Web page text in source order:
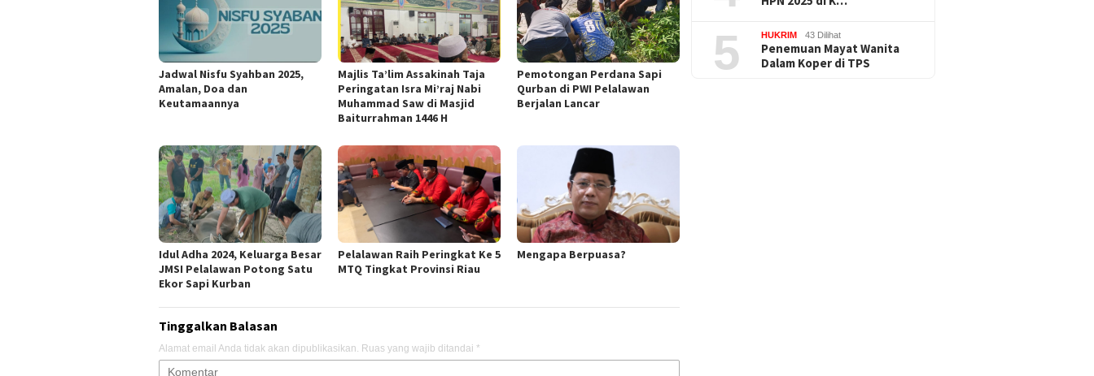
Jadwal Nisfu Syahban 2025,
Amalan, Doa dan
Keutamaannya
Majlis Ta’lim Assakinah Taja
Peringatan Isra Mi’raj Nabi
Muhammad Saw di Masjid
Baiturrahman 1446 H
Pemotongan Perdana Sapi
Qurban di PWI Pelalawan
Berjalan Lancar
Idul Adha 2024, Keluarga Besar
JMSI Pelalawan Potong Satu
Ekor Sapi Kurban
Pelalawan Raih Peringkat Ke 5
MTQ Tingkat Provinsi Riau
Mengapa Berpuasa?
Tinggalkan Balasan
Alamat email Anda tidak akan dipublikasikan. Ruas yang wajib ditandai *
5 HUKRIM 43 Dilihat
Penemuan Mayat Wanita
Dalam Koper di TPS